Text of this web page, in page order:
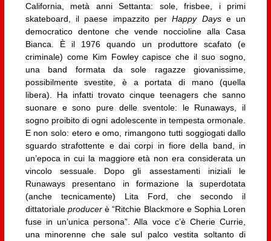
California, metà anni Settanta: sole, frisbee, i primi
skateboard, il paese impazzito perHappy Dayse un
democratico dentone che vende noccioline alla Casa
Bianca. È il 1976 quando un produttore scafato (e
criminale) come Kim Fowley capisce che il suo sogno,
una band formata da sole ragazze giovanissime,
possibilmente svestite, è a portata di mano (quella
libera). Ha infatti trovato cinque teenagers che sanno
suonare e sono pure delle sventole: le Runaways, il
sogno proibito di ogni adolescente in tempesta ormonale.
E non solo: etero e omo, rimangono tutti soggiogati dallo
sguardo strafottente e dai corpi in fiore della band, in
un’epoca in cui la maggiore età non era considerata un
vincolo sessuale. Dopo gli assestamenti iniziali le
Runaways presentano in formazione la superdotata
(anche tecnicamente) Lita Ford, che secondo il
dittatoriale producerè “Ritchie Blackmore e Sophia Loren
fuse in un’unica persona”. Alla voce c’è Cherie Currie,
una minorenne che sale sul palco vestita soltanto di